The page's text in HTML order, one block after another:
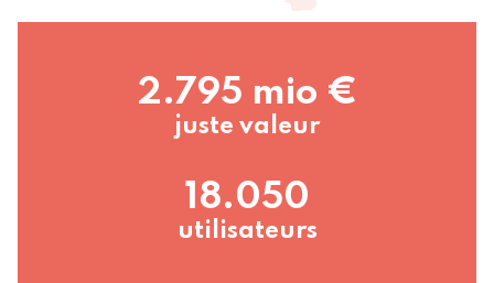
2.795 mio €
juste valeur
18.050
utilisateurs